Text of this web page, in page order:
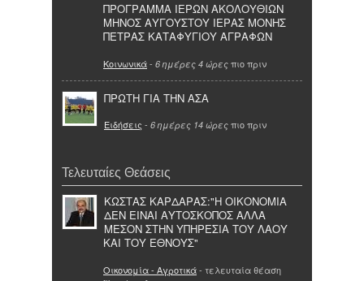
ΠΡΟΓΡΑΜΜΑ ΙΕΡΩΝ ΑΚΟΛΟΥΘΙΩΝ
ΜΗΝΟΣ ΑΥΓΟΥΣΤΟΥ ΙΕΡΑΣ ΜΟΝΗΣ
ΠΕΤΡΑΣ ΚΑΤΑΦΥΓΙΟΥ ΑΓΡΑΦΩΝ
Κοινωνικά- 6 ημέρες 4 ώρες πιο πριν
ΠΡΩΤΗ ΓΙΑ ΤΗΝ ΑΣΑ
Ειδήσεις - 6 ημέρες 14 ώρες πιο πριν
Τελευταίες Θεάσεις
ΚΩΣΤΑΣ ΚΑΡΔΑΡΑΣ:"Η ΟΙΚΟΝΟΜΙΑ
ΔΕΝ ΕΙΝΑΙ ΑΥΤΟΣΚΟΠΟΣ ΑΛΛΑ
ΜΕΣΟΝ ΣΤΗΝ ΥΠΗΡΕΣΙΑ ΤΟΥ ΛΑΟΥ
ΚΑΙ ΤΟΥ ΕΘΝΟΥΣ"
Οικονομία - Αγροτικά- τελευταία θέαση